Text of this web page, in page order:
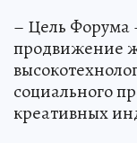
– Цель Форума
продвижение
социального
креативных